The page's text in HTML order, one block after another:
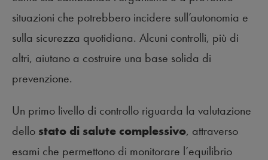
situazioni che potrebbero incidere sull’autonomia e
sulla sicurezza quotidiana. Alcuni controlli, più di
altri, aiutano a costruire una base solida di
prevenzione.
Un primo livello di controllo riguarda la valutazione
dello stato di salute complessivo, attraverso
esami che permettono di monitorare l’equilibrio